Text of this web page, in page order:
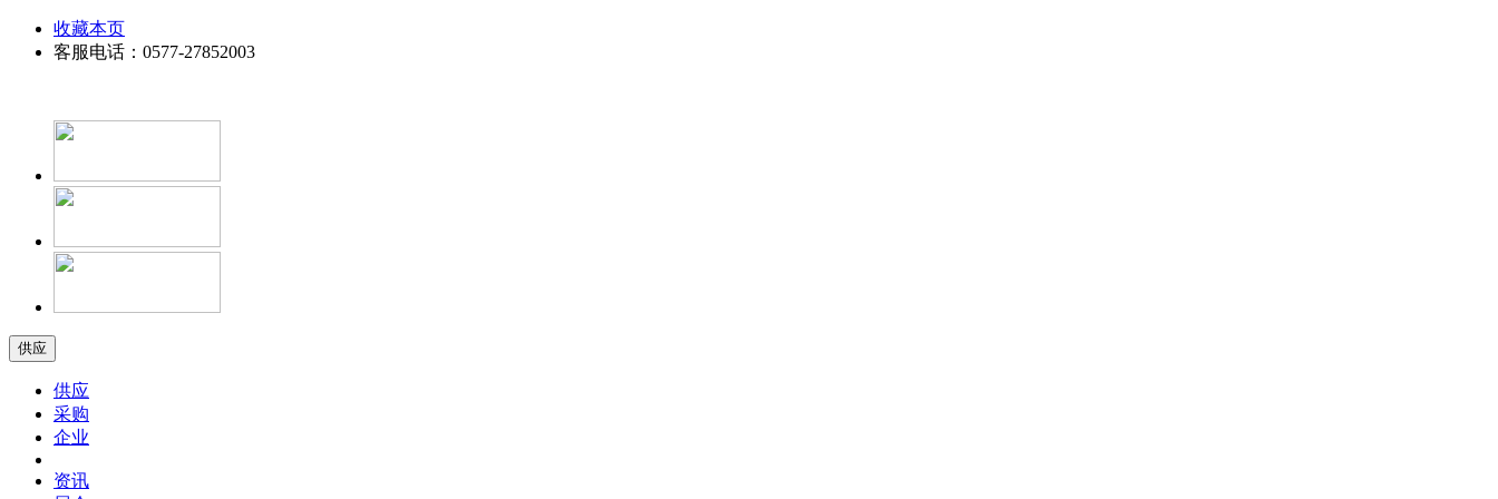
收藏本页
客服电话：0577-27852003
供应
供应
采购
企业
资讯